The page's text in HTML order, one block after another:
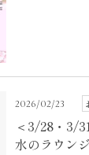
2026/02/23
＜3/28・3/
水のラウン